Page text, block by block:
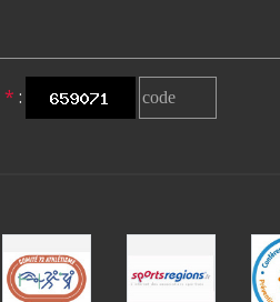
* :